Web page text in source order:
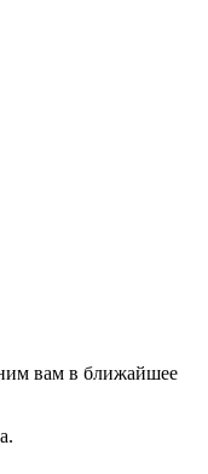
вам в ближайшее